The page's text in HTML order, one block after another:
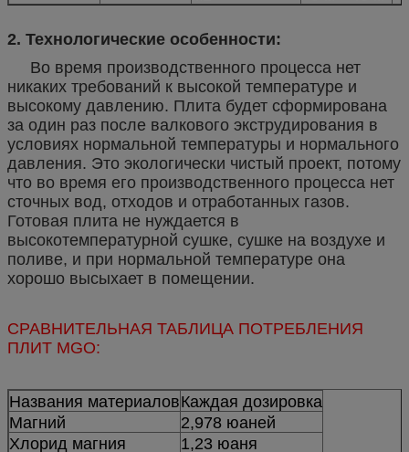
2. Технологические особенности:
Во время производственного процесса нет
никаких требований к высокой температуре и
высокому давлению. Плита будет сформирована
за один раз после валкового экструдирования в
условиях нормальной температуры и нормального
давления. Это экологически чистый проект, потому
что во время его производственного процесса нет
сточных вод, отходов и отработанных газов.
Готовая плита не нуждается в
высокотемпературной сушке, сушке на воздухе и
поливе, и при нормальной температуре она
хорошо высыхает в помещении.
СРАВНИТЕЛЬНАЯ ТАБЛИЦА ПОТРЕБЛЕНИЯ
ПЛИТ MGO:
Названия материаловКаждая дозировка
Магний
2,978 юаней
Хлорид магния
1,23 юаня